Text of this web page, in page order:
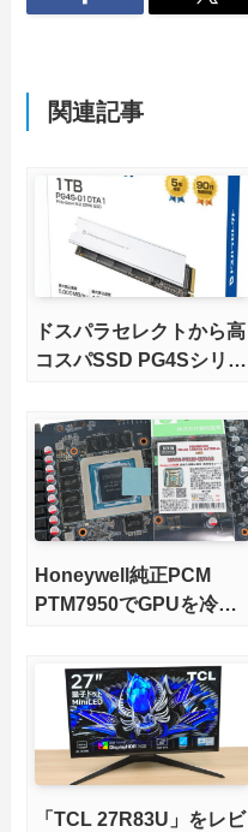
関連記事
ドスパラセレクトから高
コスパSSD PG4Sシリー
Honeywell純正PCM
PTM7950でGPUを冷や
「TCL 27R83U」をレビ